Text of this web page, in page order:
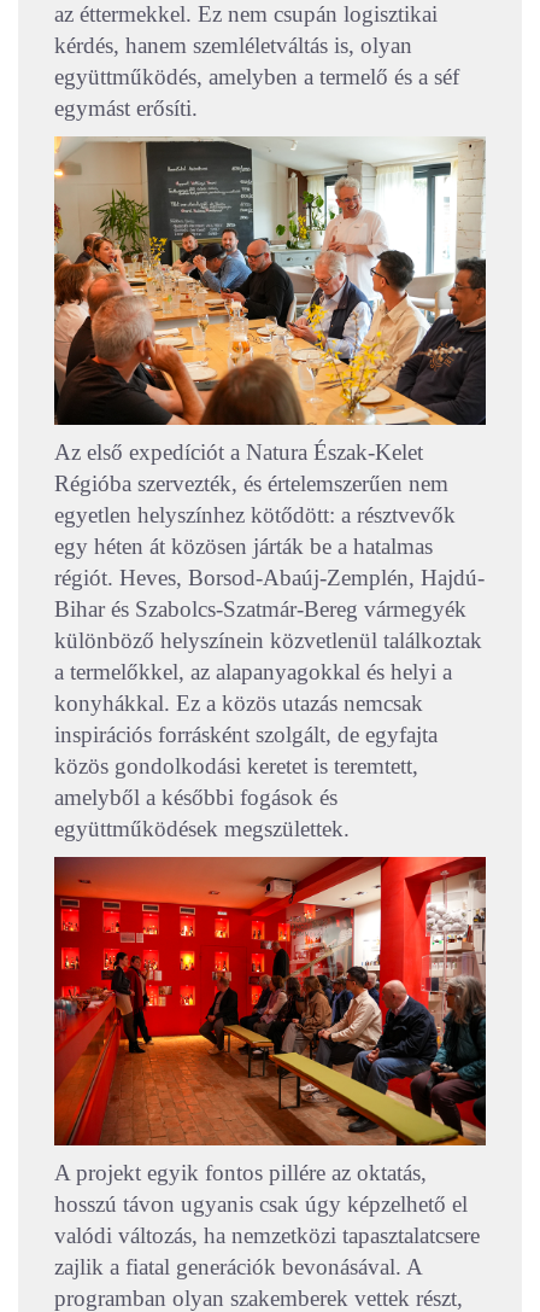
az éttermekkel. Ez nem csupán logisztikai
kérdés, hanem szemléletváltás is, olyan
együttműködés, amelyben a termelő és a séf
egymást erősíti.
Az első expedíciót a Natura Észak-Kelet
Régióba szervezték, és értelemszerűen nem
egyetlen helyszínhez kötődött: a résztvevők
egy héten át közösen járták be a hatalmas
régiót. Heves, Borsod-Abaúj-Zemplén, Hajdú-
Bihar és Szabolcs-Szatmár-Bereg vármegyék
különböző helyszínein közvetlenül találkoztak
a termelőkkel, az alapanyagokkal és helyi a
konyhákkal. Ez a közös utazás nemcsak
inspirációs forrásként szolgált, de egyfajta
közös gondolkodási keretet is teremtett,
amelyből a későbbi fogások és
együttműködések megszülettek.
A projekt egyik fontos pillére az oktatás,
hosszú távon ugyanis csak úgy képzelhető el
valódi változás, ha nemzetközi tapasztalatcsere
zajlik a fiatal generációk bevonásával. A
programban olyan szakemberek vettek részt,